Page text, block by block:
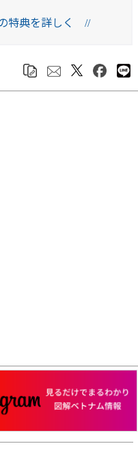
特典を詳しく //